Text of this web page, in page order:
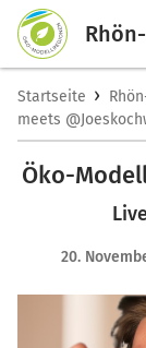
Startseite ›
meets
Öko-
20.